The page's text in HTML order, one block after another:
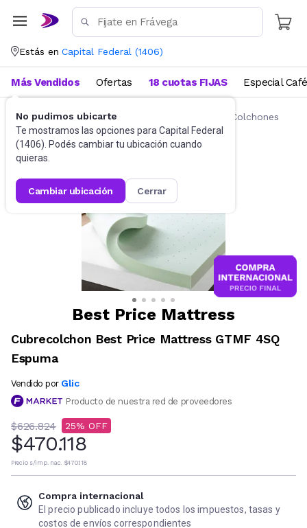
Estás en Capital Federal (1406)
No pudimos ubicarte
Te mostramos las opciones para Capital Federal
(1406). Podés cambiar tu ubicación cuando
quieras.
cambiar ubicación cerrar
Más Vendidos Ofertas 18 cuotas FIJAS Especial Café
Ropa de cama Fundas y Protectores para Colchones
Best Price Mattress
Cubrecolchon Best Price Mattress GTMF 4SQ
Espuma
Vendido por Glic
Producto de nuestra red de proveedores
$626.824 25
$470.118
Precio s/imp. nac. $470.118
Compra internacional
El precio publicado incluye todos los impuestos, tasas y
costos de envíos correspondientes